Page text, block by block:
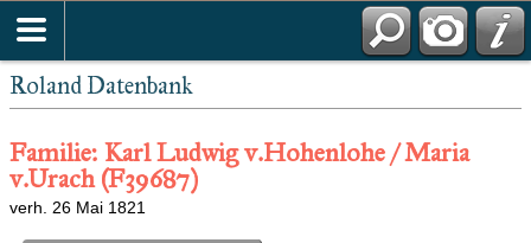
Roland Datenbank
Familie: Karl Ludwig v.Hohenlohe / Maria
v.Urach (F39687)
verh. 26 Mai 1821